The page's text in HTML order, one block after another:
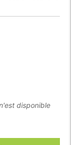
disponible